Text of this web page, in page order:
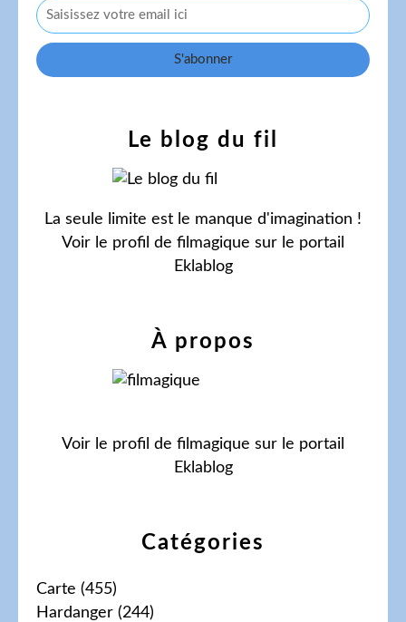
Catégories
Carte (455)
Hardanger (244)
Le blog du fil
La seule limite est le manque d'imagination !
Voir le profil de filmagique sur le portail
Eklablog
À propos
Voir le profil de filmagique sur le portail
Eklablog